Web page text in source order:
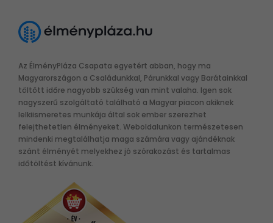
Az ÉlményPláza Csapata egyetért abban, hogy ma
Magyarországon a Családunkkal, Párunkkal vagy Barátainkkal
töltött időre nagyobb szükség van mint valaha. Igen sok
nagyszerű szolgáltató található a Magyar piacon akiknek
lelkiismeretes munkája által sok ember szerezhet
felejthetetlen élményeket. Weboldalunkon természetesen
mindenki megtalálhatja maga számára vagy ajándéknak
szánt élményét melyekhez jó szórakozást és tartalmas
időtöltést kívánunk.